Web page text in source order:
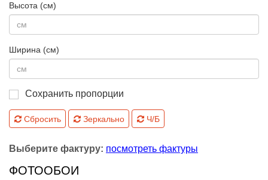
Высота (см)
Ширина (см)
Сохранить пропорции
Сбросить Зеркально Ч/Б
Выберите фактуру: посмотреть фактуры
ФОТООБОИ